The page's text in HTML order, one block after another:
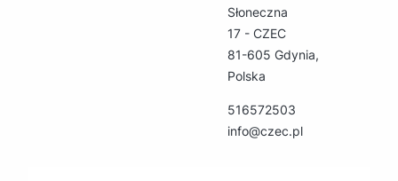
Słoneczna
17 - CZEC
81-605 Gdynia,
Polska
516572503
info@czec.pl